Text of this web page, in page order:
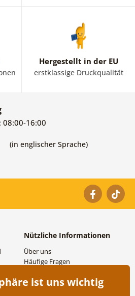
Hergestellt in der EU
erstklassige Druckqualität
16:00
(in englischer Sprache)
Nützliche Informationen
Über uns
Häufige Fragen
Großhandel und
ist uns wichtig